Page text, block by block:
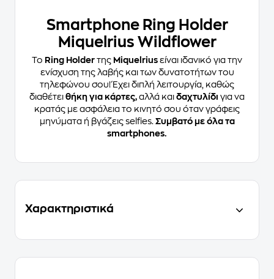
Smartphone Ring Holder
Miquelrius Wildflower
Το Ring Holder της Miquelrius είναι ιδανικό για την
ενίσχυση της λαβής και των δυνατοτήτων του
τηλεφώνου σου! Έχει διπλή λειτουργία, καθώς
διαθέτει θήκη για κάρτες, αλλά και δαχτυλίδι για να
κρατάς με ασφάλεια το κινητό σου όταν γράφεις
μηνύματα ή βγάζεις selfies. Συμβατό με όλα τα
smartphones.
Χαρακτηριστικά